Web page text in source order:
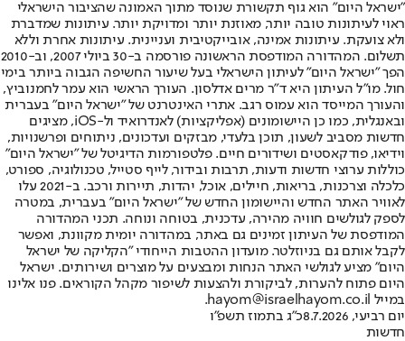
"ישראל היום" הוא גוף תקשורת שנוסד מתוך האמונה שהציבור הישראלי
ראוי לעיתונות טובה יותר, מאוזנת יותר ומדויקת יותר. עיתונות שמדברת
ולא צועקת. עיתונות אמינה, אובייקטיבית ועניינית. עיתונות אחרת וללא
תשלום. המהדורה המודפסת הראשונה פורסמה ב-30 ביולי 2007, וב-2010
הפך "ישראל היום" לעיתון הישראלי בעל שיעור החשיפה הגבוה ביותר בימי
חול. מו"ל העיתון היא ד"ר מרים אדלסון. העורך הראשי הוא עמר לחמנוביץ,
והעורך המייסד הוא עמוס רגב. אתרי האינטרנט של "ישראל היום" בעברית
ובאנגלית, כמו כן היישומונים (אפליקציות) לאנדרואיד ול-iOS, מציגים
חדשות מסביב לשעון, תוכן בלעדי, מבזקים ועדכונים, ניתוחים ופרשנויות,
וידיאו, פודקאסטים ושידורים חיים. פלטפורמות הדיגיטל של "ישראל היום"
כוללות ערוצי חדשות ודעות, תרבות ובידור, לייף סטייל, טכנולוגיה, ספורט,
כלכלה וצרכנות, בריאות, חיילים, אוכל, יהדות, תיירות ורכב. ב-2021 עלו
לאוויר האתר החדש והיישומון החדש של "ישראל היום" בעברית, במטרה
לספק לגולשים חוויה מהירה, עדכנית, בטוחה ונוחה. תכני המהדורה
המודפסת של העיתון זמינים גם באתר, במהדורה יומית מקוונת, ואפשר
לקבל אותם גם בניוזלטר. מועדון ההטבות הייחודי "הקליקה של ישראל
היום" מציע לגולשי האתר הנחות ומבצעים על מוצרים ושירותים. ישראל
היום פתוח להערות, לביקורת ולהצעות לשיפור מקהל הקוראים. פנו אלינו
במייל hayom@israelhayom.co.il.
יום רביעי, 8.7.2026
כ"ג בתמוז תשפ"ו
חדשות